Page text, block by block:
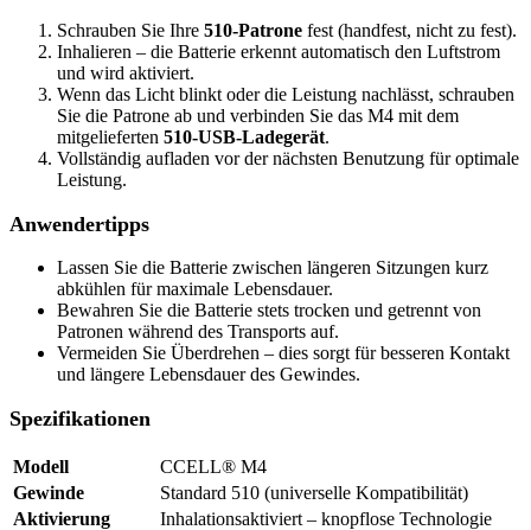
Schrauben Sie Ihre 510-Patrone fest (handfest, nicht zu fest).
Inhalieren – die Batterie erkennt automatisch den Luftstrom
und wird aktiviert.
Wenn das Licht blinkt oder die Leistung nachlässt, schrauben
Sie die Patrone ab und verbinden Sie das M4 mit dem
mitgelieferten 510-USB-Ladegerät.
Vollständig aufladen vor der nächsten Benutzung für optimale
Leistung.
Anwendertipps
Lassen Sie die Batterie zwischen längeren Sitzungen kurz
abkühlen für maximale Lebensdauer.
Bewahren Sie die Batterie stets trocken und getrennt von
Patronen während des Transports auf.
Vermeiden Sie Überdrehen – dies sorgt für besseren Kontakt
und längere Lebensdauer des Gewindes.
Spezifikationen
Modell
CCELL® M4
Gewinde
Standard 510 (universelle Kompatibilität)
Aktivierung
Inhalationsaktiviert – knopflose Technologie